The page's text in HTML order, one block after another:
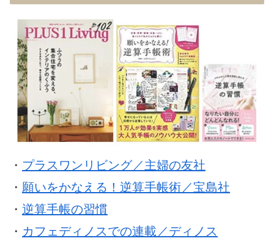
・ プラスワンリビング／主婦の友社
・ 願いをかなえる！逆算手帳術／宝島社
・ 逆算手帳の習慣
・ カフェディノスでの連載／ディノス